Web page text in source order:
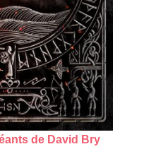
de David Bry